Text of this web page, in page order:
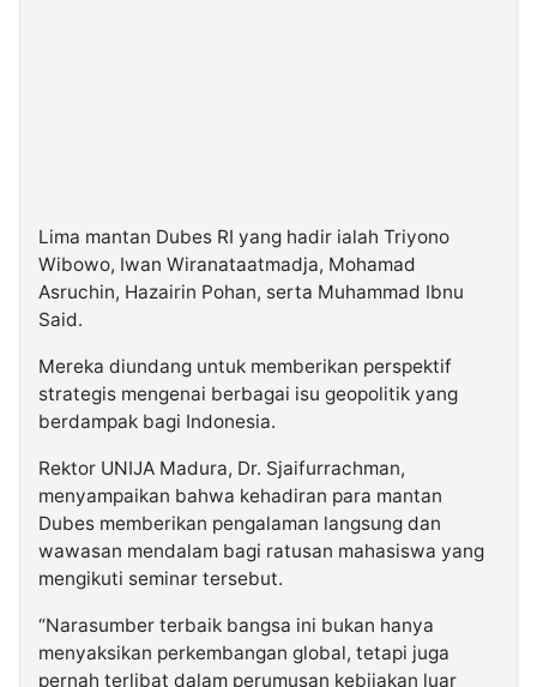
Lima mantan Dubes RI yang hadir ialah Triyono
Wibowo, Iwan Wiranataatmadja, Mohamad
Asruchin, Hazairin Pohan, serta Muhammad Ibnu
Said.
Mereka diundang untuk memberikan perspektif
strategis mengenai berbagai isu geopolitik yang
berdampak bagi Indonesia.
Rektor UNIJA Madura, Dr. Sjaifurrachman,
menyampaikan bahwa kehadiran para mantan
Dubes memberikan pengalaman langsung dan
wawasan mendalam bagi ratusan mahasiswa yang
mengikuti seminar tersebut.
“Narasumber terbaik bangsa ini bukan hanya
menyaksikan perkembangan global, tetapi juga
pernah terlibat dalam perumusan kebijakan luar